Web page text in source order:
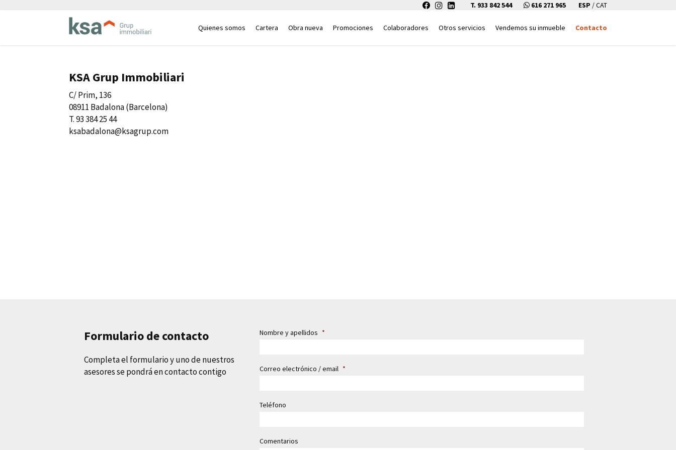
ESP /CAT
T. 933 842 544 616 271 965
Contacto
Vendemos su inmueble
Otros servicios
Colaboradores
Promociones
Obra nueva
Cartera
Quienes somos
KSA Grup Immobiliari
C/ Prim, 136
08911 Badalona (Barcelona)
T. 93 384 25 44
ksabadalona@ksagrup.com
Formulario de contacto
Completa el formulario y uno de nuestros
asesores se pondrá en contacto contigo
Nombre y apellidos *
Correo electrónico / email *
Teléfono
Comentarios